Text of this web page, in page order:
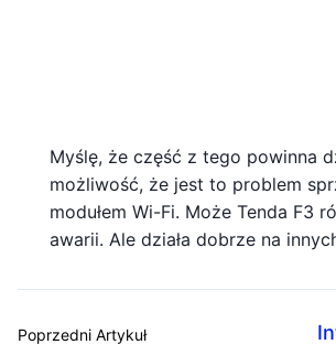
Myślę, że część z tego powinna
możliwość, że jest to problem
modułem Wi-Fi. Może Tenda F3
awarii. Ale działa dobrze na
Poprzedni Artykuł